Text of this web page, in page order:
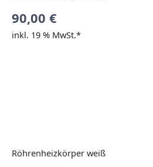
90,00 €
inkl. 19 % MwSt.*
Röhrenheizkörper weiß